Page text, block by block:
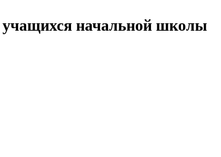
учащихся начальной школы